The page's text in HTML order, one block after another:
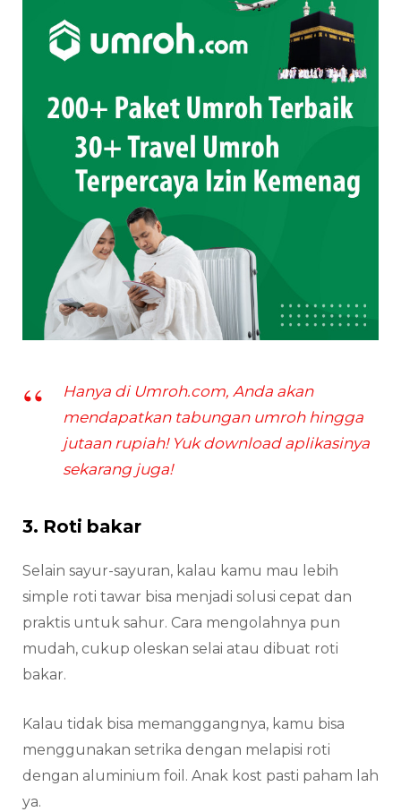
Hanya di Umroh.com, Anda akan
mendapatkan tabungan umroh hingga
jutaan rupiah! Yuk download aplikasinya
sekarang juga!
3. Roti bakar
Selain sayur-sayuran, kalau kamu mau lebih
simple roti tawar bisa menjadi solusi cepat dan
praktis untuk sahur. Cara mengolahnya pun
mudah, cukup oleskan selai atau dibuat roti
bakar.
Kalau tidak bisa memanggangnya, kamu bisa
menggunakan setrika dengan melapisi roti
dengan aluminium foil. Anak kost pasti paham lah
ya.